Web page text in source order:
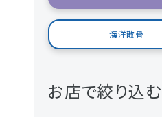
海洋散骨
お店で絞り込む